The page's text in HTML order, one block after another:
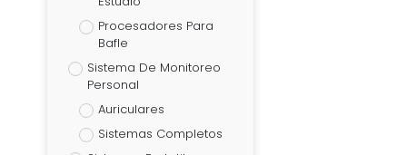
Procesadores Para
Bafle
Sistema De Monitoreo
Personal
Auriculares
Sistemas Completos